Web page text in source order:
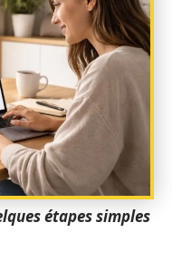
étapes simples